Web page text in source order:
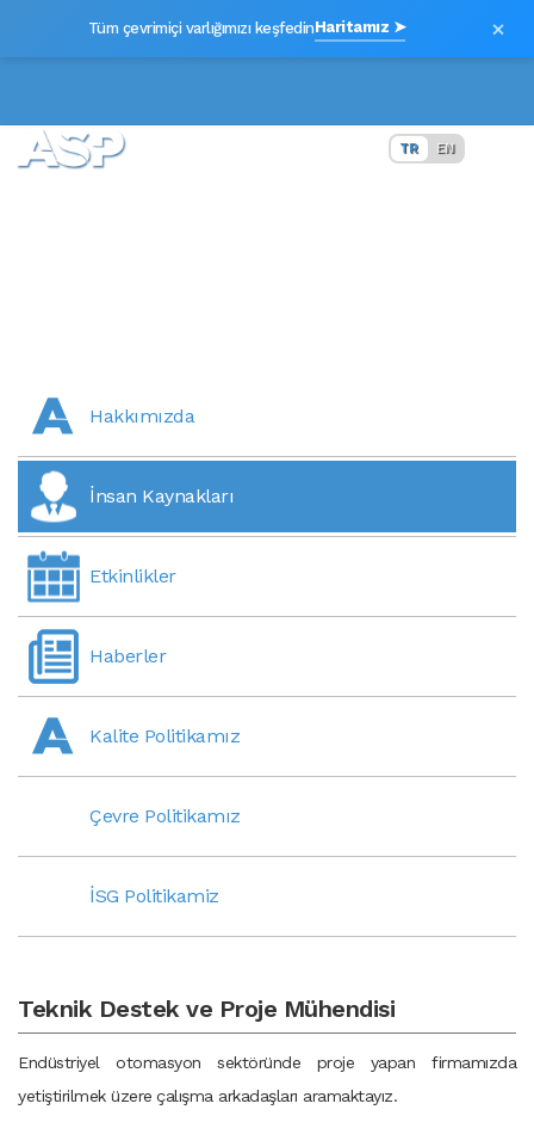
Tüm çevrimiçi varlığımızı keşfedinHaritamız ➤ ×
TR EN
Hakkımızda
İnsan Kaynakları
Etkinlikler
Haberler
Kalite Politikamız
Çevre Politikamız
İSG Politikamiz
Teknik Destek ve Proje Mühendisi
Endüstriyel otomasyon sektöründe proje yapan firmamızda
yetiştirilmek üzere çalışma arkadaşları aramaktayız.